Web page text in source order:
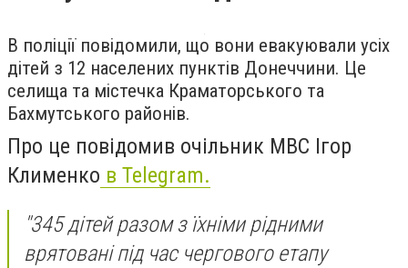
В поліції повідомили, що вони евакуювали усіх
дітей з 12 населених пунктів Донеччини. Це
селища та містечка Краматорського та
Бахмутського районів.
Про це повідомив очільник МВС Ігор
Клименко в Telegram.
"345 дітей разом з їхніми рідними
врятовані під час чергового етапу